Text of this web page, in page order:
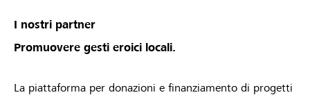
I nostri partner
Promuovere gesti eroici locali.
La piattaforma per donazioni e finanziamento di progetti